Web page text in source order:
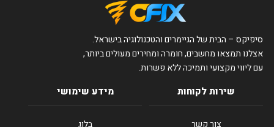
סיפיקס – הבית של הגיימרים והטכנולוגיה בישראל.
אצלנו תמצאו מחשבים, חומרה ומחירים מעולים ביותר,
עם ליווי מקצועי ותמיכה ללא פשרות.
שירות לקוחות
צור קשר
מידע שימושי
בלוג